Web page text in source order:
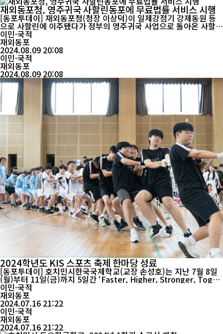
재외동포청, 영주귀국 사할린동포에 무료법률 서비스 시행
[동포투데이] 재외동포청(청장 이상덕)이 일제강점기 강제동원 등
으로 사할린에 이주됐다가 정부의 영주귀국 사업으로 돌아온 사할린
동포들의 안정적인 국내 정착을 위해 무료법률 서비스를 시행한다.
재외동포청은 지난해 출범이후 ‘사할린동포 지원에 관한 특별법’에
이민·국적
재외동포
2024.08.09 20:08
이민·국적
재외동포
2024.08.09 20:08
2024학년도 KIS 스포츠 축제 한마당 성료
[동포투데이] 호치민시한국국제학교(교장 손성호)는 지난 7월 8일
(월)부터 11일(금)까지 5일간 ‘Faster, Higher, Stronger, Toget
her’라는 대회 모토로 2024학년도 KIS 스포츠 축제 한마당을 성공
적으로 개최·운영 하였다. 공동체 의식 함양, 협업, 인성 교육의 취
지로 만들어진 이 대회는 학생회를 중심으로 전체 학생들의 자발적
이고 적극적인 참여로 이루어...
이민·국적
재외동포
2024.07.16 21:22
이민·국적
재외동포
2024.07.16 21:22